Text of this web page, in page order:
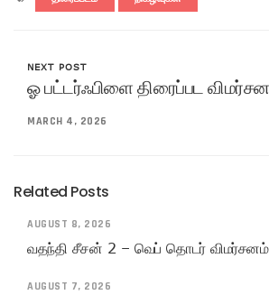
NEXT POST
ஓ பட்டர்ஃபிளை திரைப்பட
MARCH 4, 2026
Related Posts
AUGUST 8, 2026
வதந்தி சீசன் 2 – வெப் தொடர் விமர்சனம்
AUGUST 7, 2026